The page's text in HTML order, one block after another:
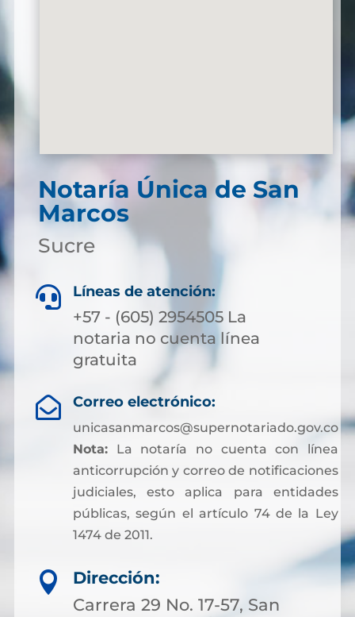
Notaría Única de San
Marcos
Sucre
 Líneas de atención:
+57 - (605) 2954505 La
notaria no cuenta línea
gratuita
 Correo electrónico:
unicasanmarcos@supernotariado.gov.co
Nota:La notaría no cuenta con línea
anticorrupción y correo de notificaciones
judiciales, esto aplica para entidades
públicas, según el artículo 74 de la Ley
1474 de 2011.

Dirección:
Carrera 29 No. 17-57, San